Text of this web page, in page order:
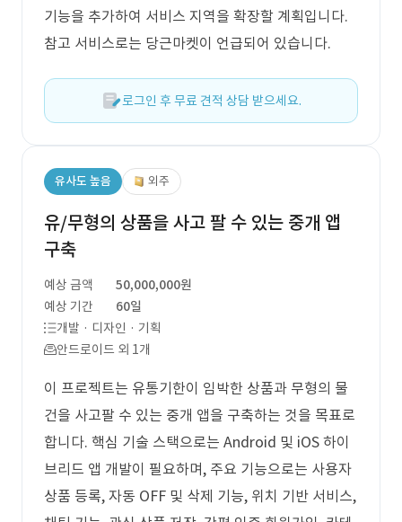
기능을 추가하여 서비스 지역을 확장할 계획입니다.
참고 서비스로는 당근마켓이 언급되어 있습니다.
로그인 후 무료 견적 상담 받으세요.
유사도 높음 외주
유/무형의 상품을 사고 팔 수 있는 중개 앱
구축
예상 금액
50,000,000원
예상 기간
60일
개발 · 디자인 · 기획
안드로이드 외 1개
이 프로젝트는 유통기한이 임박한 상품과 무형의 물
건을 사고팔 수 있는 중개 앱을 구축하는 것을 목표로
합니다. 핵심 기술 스택으로는 Android 및 iOS 하이
브리드 앱 개발이 필요하며, 주요 기능으로는 사용자
상품 등록, 자동 OFF 및 삭제 기능, 위치 기반 서비스,